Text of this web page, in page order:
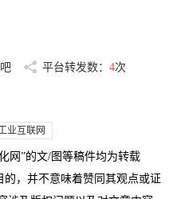
平台转发数： 4次
业互联网
网”的文/图等稿件均为转载
，并不意味着赞同其观点或证